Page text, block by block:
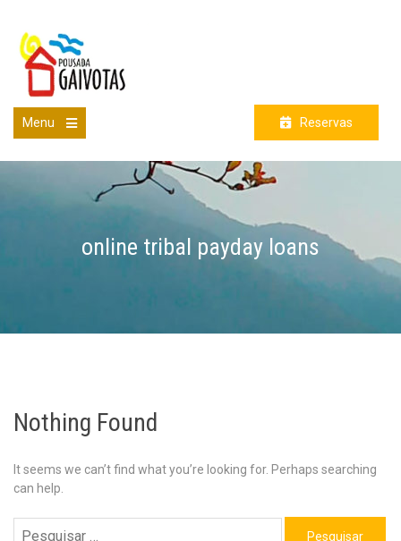
content
Menu
main
Reservas
online tribal payday loans
Nothing Found
It seems we can’t find what you’re looking for. Perhaps searching
can help.